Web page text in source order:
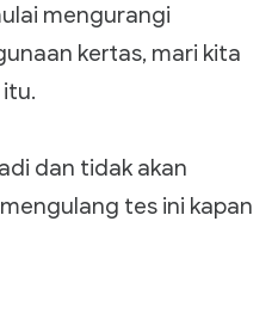
mengurangi
kertas, mari kita
dan tidak akan
tes ini kapan